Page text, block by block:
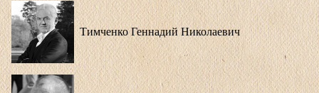
Тимченко Геннадий Николаевич